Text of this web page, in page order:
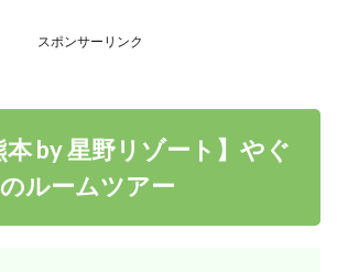
スポンサーリンク
本 by 星野リゾート】やぐ
ルームツアー